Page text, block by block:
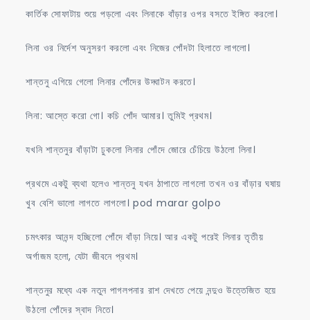
কার্তিক সোফাটায় শুয়ে পড়লো এবং লিনাকে বাঁড়ার ওপর বসতে ইঙ্গিত করলো।
লিনা ওর নির্দেশ অনুসরণ করলো এবং নিজের পোঁদটা হিলাতে লাগলো।
শান্তনু এগিয়ে গেলো লিনার পোঁদের উদ্ঘাটন করতে।
লিনা: আস্তে করো গো। কচি পোঁদ আমার। তুমিই প্রথম।
যখনি শান্তনুর বাঁড়াটা ঢুকলো লিনার পোঁদে জোরে চেঁচিয়ে উঠলো লিনা।
প্রথমে একটু ব্যথা হলেও শান্তনু যখন ঠাপাতে লাগলো তখন ওর বাঁড়ার ঘষায়
খুব বেশি ভালো লাগতে লাগলো। pod marar golpo
চমৎকার আনন্দ হচ্ছিলো পোঁদে বাঁড়া নিয়ে। আর একটু পরেই লিনার তৃতীয়
অর্গাজম হলো, যেটা জীবনে প্রথম।
শান্তনুর মধ্যে এক নতুন পাগলপনার রাশ দেখতে পেয়ে নন্দুও উত্তেজিত হয়ে
উঠলো পোঁদের স্বাদ নিতে।